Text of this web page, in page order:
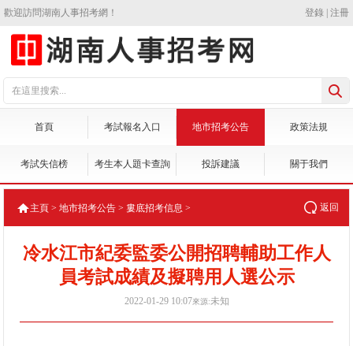
歡迎訪問湖南人事招考網！ 登錄 注冊
首頁 考試報名入口 地市招考公告 政策法規
考試失信榜 考生本人題卡查詢 投訴建議 關于我們
返回
主頁 >地市招考公告 >婁底招考信息 >
冷水江市紀委監委公開招聘輔助工作人
員考試成績及擬聘用人選公示
2022-01-29 10:07來源:未知